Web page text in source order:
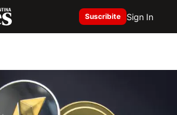
Suscribite Sign In